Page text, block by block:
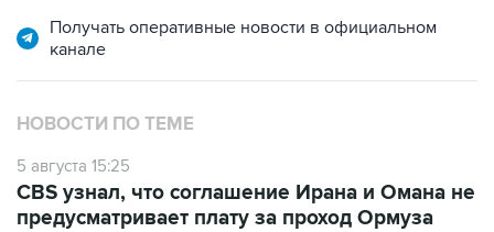
Получать оперативные новости в официальном
канале
НОВОСТИ ПО ТЕМЕ
5 августа 15:25
CBS узнал, что соглашение Ирана и Омана не
предусматривает плату за проход Ормуза